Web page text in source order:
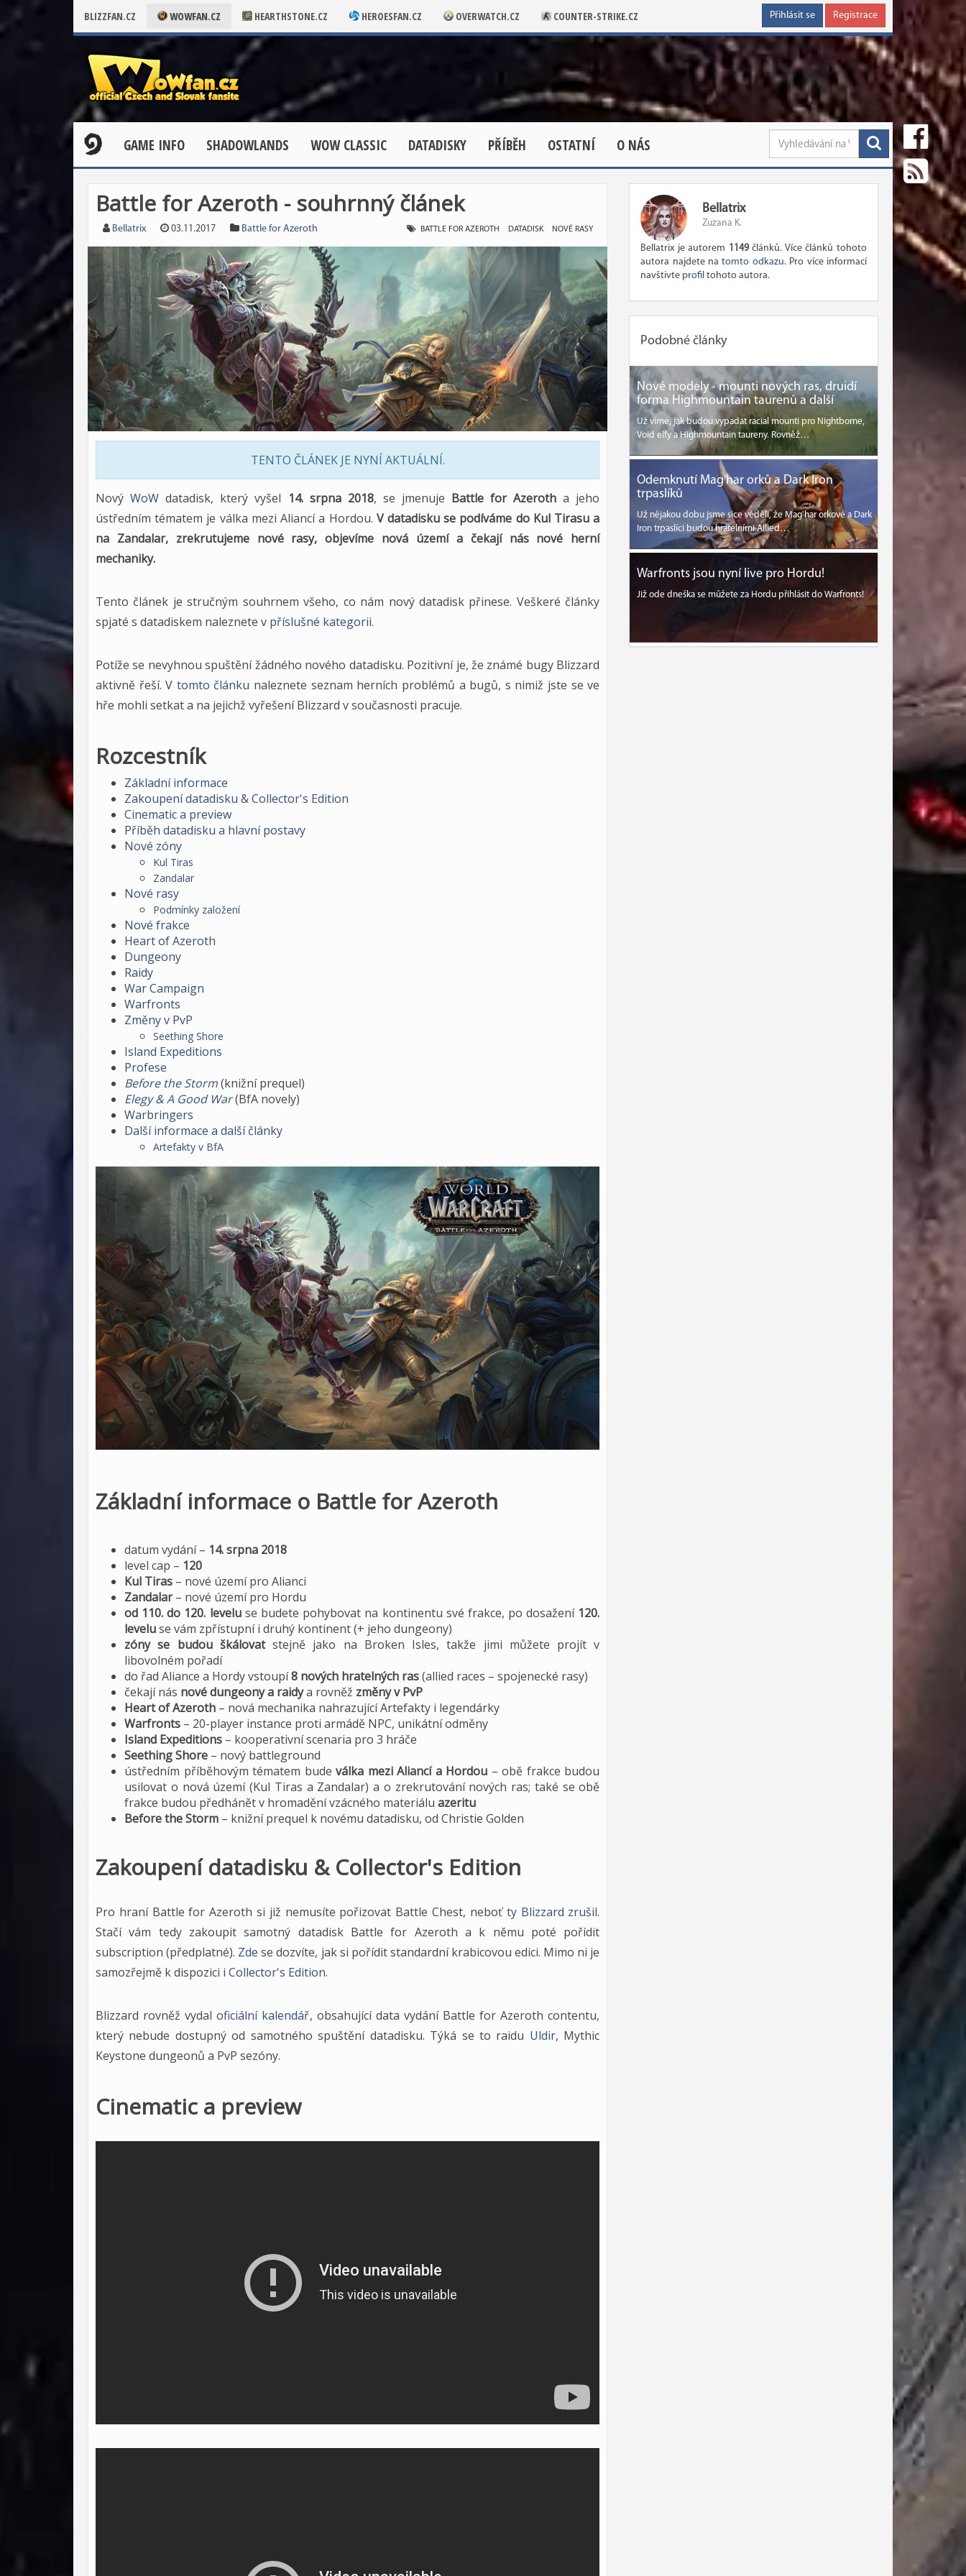
BLIZZFAN.CZ WOWFAN.CZ HEARTHSTONE.CZ HEROESFAN.CZ OVERWATCH.CZ COUNTER-STRIKE.CZ Přihlásit se Registrace
GAME INFO SHADOWLANDS WOW CLASSIC DATADISKY PŘÍBĚH OSTATNÍ O NÁS
Battle for Azeroth - souhrnný článek
Bellatrix 03.11.2017 Battle for Azeroth BATTLE FOR AZEROTH DATADISK NOVÉ RASY
TENTO ČLÁNEK JE NYNÍ AKTUÁLNÍ.
NovýWoW datadisk, který vyšel 14. srpna 2018, se jmenuje Battle for Azeroth a jeho
ústředním tématem je válka mezi Aliancí a Hordou. V datadisku se podíváme do Kul Tirasu a
na Zandalar, zrekrutujeme nové rasy, objevíme nová území a čekají nás nové herní
mechaniky.
Tento článek je stručným souhrnem všeho, co nám nový datadisk přinese. Veškeré články
spjaté s datadiskem naleznete v příslušné kategorii.
Potíže se nevyhnou spuštění žádného nového datadisku. Pozitivní je, že známé bugy Blizzard
aktivně řeší. V tomto článku naleznete seznam herních problémů a bugů, s nimiž jste se ve
hře mohli setkat a na jejichž vyřešení Blizzard v současnosti pracuje.
Rozcestník
Základní informace
Zakoupení datadisku & Collector's Edition
Cinematic a preview
Příběh datadisku a hlavní postavy
Nové zóny
Kul Tiras
Zandalar
Nové rasy
Podmínky založení
Nové frakce
Heart of Azeroth
Dungeony
Raidy
War Campaign
Warfronts
Změny v PvP
Seething Shore
Island Expeditions
Profese
Before the Storm(knižní prequel)
Elegy & A Good War(BfA novely)
Warbringers
Další informace a další články
Artefakty v BfA
Základní informace o Battle for Azeroth
datum vydání – 14. srpna 2018
level cap – 120
Kul Tiras – nové území pro Alianci
Zandalar– nové území pro Hordu
od 110. do 120. leveluse budete pohybovat na kontinentu své frakce, po dosažení 120.
leveluse vám zpřístupní i druhý kontinent (+ jeho dungeony)
zóny se budou škálovatstejně jako na Broken Isles, takže jimi můžete projít v
libovolném pořadí
do řad Aliance a Hordy vstoupí8 nových hratelných ras(allied races – spojenecké rasy)
čekají nás nové dungeony a raidya rovněž změny v PvP
Heart of Azeroth – nová mechanika nahrazující Artefakty i legendárky
Warfronts – 20-player instance proti armádě NPC, unikátní odměny
Island Expeditions – kooperativní scenaria pro 3 hráče
Seething Shore – nový battleground
ústředním příběhovým tématem budeválka mezi Aliancí a Hordou – obě frakce budou
usilovat o nová území (Kul Tiras a Zandalar) a o zrekrutování nových ras; také se obě
frakce budou předhánět v hromadění vzácného materiálu azeritu
Before the Storm – knižní prequel k novému datadisku, od Christie Golden
Zakoupení datadisku & Collector's Edition
Pro hraní Battle for Azeroth si již nemusíte pořizovat Battle Chest, neboťty Blizzard zrušil.
Stačí vám tedy zakoupit samotný datadisk Battle for Azeroth a k němu poté pořídit
subscription (předplatné). Zde se dozvíte, jak si pořídit standardní krabicovou edici. Mimo ni je
samozřejmě k dispozici i Collector's Edition.
Blizzard rovněž vydaloficiální kalendář, obsahující data vydání Battle for Azeroth contentu,
který nebude dostupný od samotného spuštění datadisku. Týká se to raidu Uldir, Mythic
Keystone dungeonů a PvP sezóny.
Cinematic a preview
Bellatrix
Zuzana K.
Bellatrix je autorem 1149článků. Více článků tohoto
autora najdete natomto odkazu. Pro více informací
navštivte profil tohoto autora.
Podobné články
Nové modely - mounti nových ras, druidí
forma Highmountain taurenů a další
Už víme, jak budou vypadat racial mounti pro Nightborne,
Void elfy a Highmountain taureny. Rovněž…
Odemknutí Mag'har orků a Dark Iron
trpaslíků
Už nějakou dobu jsme sice věděli, že Mag'har orkové a Dark
Iron trpaslíci budou hratelními Allied…
Warfronts jsou nyní live pro Hordu!
Již ode dneška se můžete za Hordu přihlásit do Warfronts!